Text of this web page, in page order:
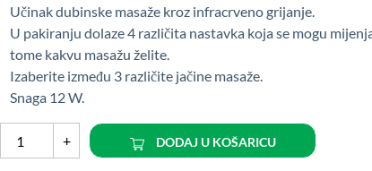
Učinak dubinske masaže kroz infracrveno grijanje.
U pakiranju dolaze 4 različita nastavka koja se mogu
tome kakvu masažu želite.
Izaberite između 3 različite jačine masaže.
Snaga 12 W.
infracrveni
+ DODAJ U KOŠARICU